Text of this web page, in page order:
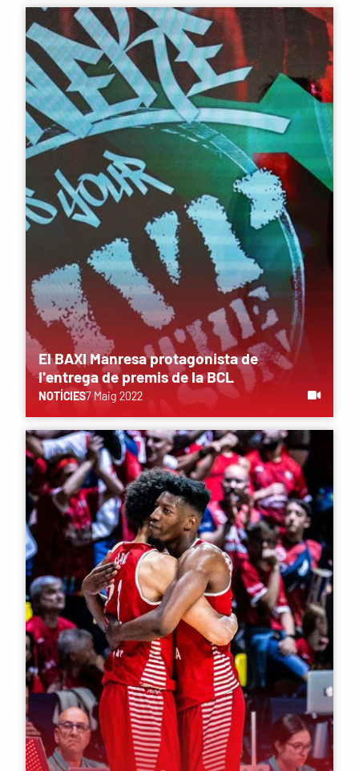
El BAXI Manresa protagonista de
l'entrega de premis de la BCL
NOTÍCIES7 Maig 2022